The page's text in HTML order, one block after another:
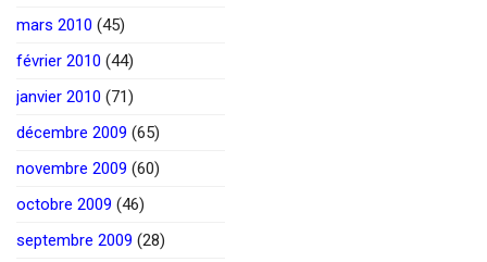
mars 2010 (45)
février 2010 (44)
janvier 2010 (71)
décembre 2009 (65)
novembre 2009 (60)
octobre 2009 (46)
septembre 2009 (28)